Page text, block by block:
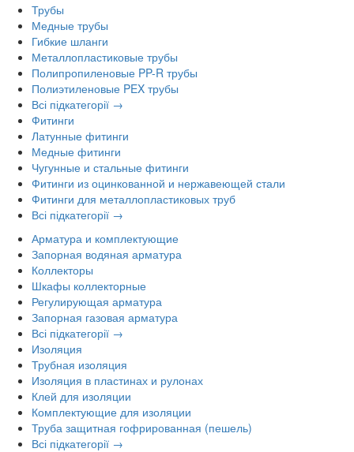
Трубы
Медные трубы
Гибкие шланги
Металлопластиковые трубы
Полипропиленовые PP-R трубы
Полиэтиленовые PEX трубы
Всі підкатегорії →
Фитинги
Латунные фитинги
Медные фитинги
Чугунные и стальные фитинги
Фитинги из оцинкованной и нержавеющей стали
Фитинги для металлопластиковых труб
Всі підкатегорії →
Арматура и комплектующие
Запорная водяная арматура
Коллекторы
Шкафы коллекторные
Регулирующая арматура
Запорная газовая арматура
Всі підкатегорії →
Изоляция
Трубная изоляция
Изоляция в пластинах и рулонах
Клей для изоляции
Комплектующие для изоляции
Труба защитная гофрированная (пешель)
Всі підкатегорії →